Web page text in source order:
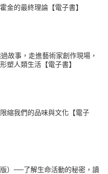
金的最終理論【電子書】
故事，走進藝術家創作現場，
塑人類生活【電子書】
縮我們的品味與文化【電子
）──了解生命活動的秘密，讀